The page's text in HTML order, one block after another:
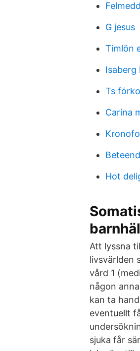
G jesus
Timlön
Ts
Carina
Hot
Att lyssna
livsvärlden
vård 1
någon
kan ta
eventuellt
sjuka får